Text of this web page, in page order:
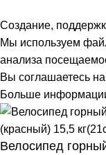
Создание,
Мы используем
анализа
Вы соглашаетесь
Больше
Велосипед